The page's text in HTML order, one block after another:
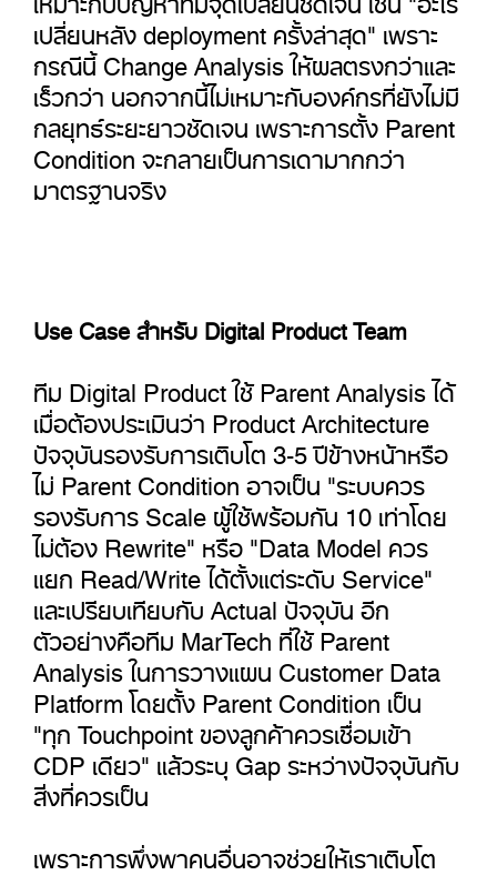
เปลี่ยนหลัง deployment ครั้งล่าสุด" เพราะ
กรณีนี้ Change Analysis ให้ผลตรงกว่าและ
เร็วกว่า นอกจากนี้ไม่เหมาะกับองค์กรที่ยังไม่มี
กลยุทธ์ระยะยาวชัดเจน เพราะการตั้ง Parent
Condition จะกลายเป็นการเดามากกว่า
มาตรฐานจริง
Use Case สำหรับ Digital Product Team
ทีม Digital Product ใช้ Parent Analysis ได้
เมื่อต้องประเมินว่า Product Architecture
ปัจจุบันรองรับการเติบโต 3-5 ปีข้างหน้าหรือ
ไม่ Parent Condition อาจเป็น "ระบบควร
รองรับการ Scale ผู้ใช้พร้อมกัน 10 เท่าโดย
ไม่ต้อง Rewrite" หรือ "Data Model ควร
แยก Read/Write ได้ตั้งแต่ระดับ Service"
และเปรียบเทียบกับ Actual ปัจจุบัน อีก
ตัวอย่างคือทีม MarTech ที่ใช้ Parent
Analysis ในการวางแผน Customer Data
Platform โดยตั้ง Parent Condition เป็น
"ทุก Touchpoint ของลูกค้าควรเชื่อมเข้า
CDP เดียว" แล้วระบุ Gap ระหว่างปัจจุบันกับ
สิ่งที่ควรเป็น
เพราะการพึ่งพาคนอื่นอาจช่วยให้เราเติบโต